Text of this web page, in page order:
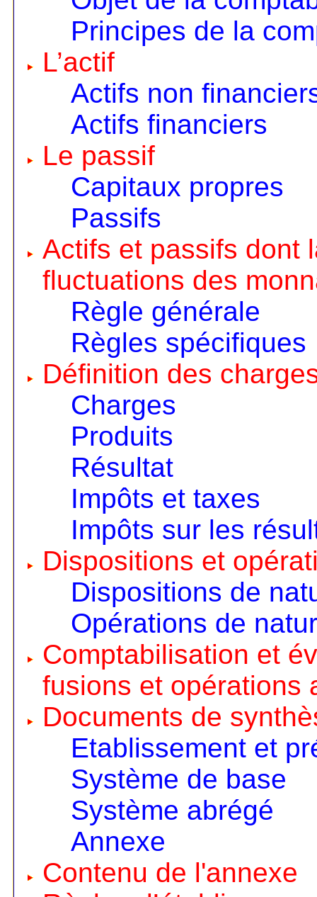
Principes de la
L’actif
Actifs non
Actifs financiers
Le passif
Capitaux propres
Passifs
Actifs et passifs dont
fluctuations des
Règle générale
Règles spécifiques
Définition des
Charges
Produits
Résultat
Impôts et taxes
Impôts sur les
Dispositions et
Dispositions de
Opérations de
Comptabilisation et
fusions et opérations
Documents de
Etablissement et
Système de base
Système abrégé
Annexe
Contenu de l'annexe